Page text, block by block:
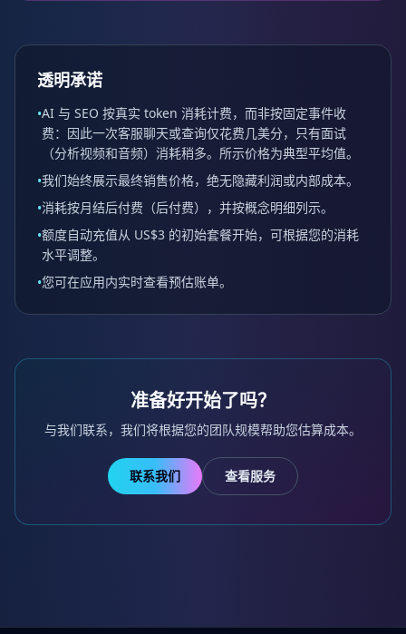
透明承诺
•AI 与 SEO 按真实 token 消耗计费，而非按固定事件收
费：因此一次客服聊天或查询仅花费几美分，只有面试
（分析视频和音频）消耗稍多。所示价格为典型平均值。
•我们始终展示最终销售价格，绝无隐藏利润或内部成本。
•消耗按月结后付费（后付费），并按概念明细列示。
•额度自动充值从 US$3 的初始套餐开始，可根据您的消耗
水平调整。
•您可在应用内实时查看预估账单。
准备好开始了吗？
与我们联系，我们将根据您的团队规模帮助您估算成本。
联系我们 查看服务